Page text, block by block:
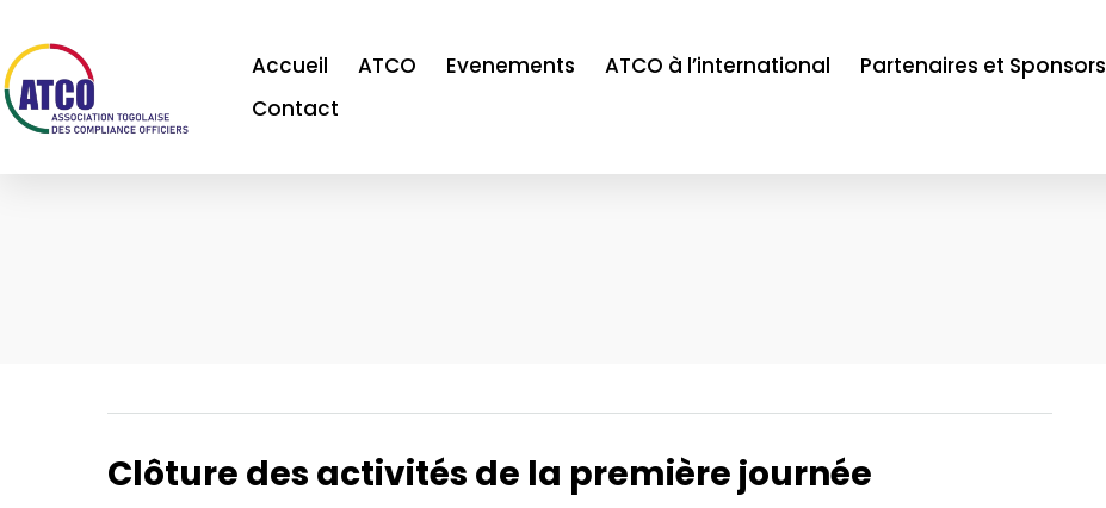
Accueil ATCO Evenements ATCO à l’international Partenaires et Sponsors
Contact
Clôture des activités de la première journée